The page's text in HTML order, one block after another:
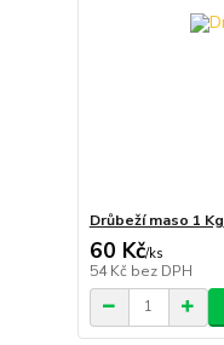
Drůbeží maso 1 Kg
60 Kč/ks
54 Kč bez DPH